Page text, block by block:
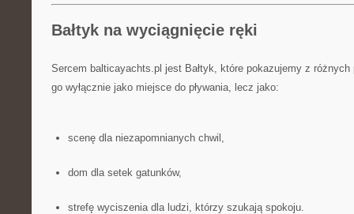
Bałtyk na wyciągnięcie ręki
Sercem balticayachts.pl jest Bałtyk, które pokazujemy z
go wyłącznie jako miejsce do pływania, lecz jako:
scenę dla niezapomnianych chwil,
dom dla setek gatunków,
strefę wyciszenia dla ludzi, którzy szukają spokoju.